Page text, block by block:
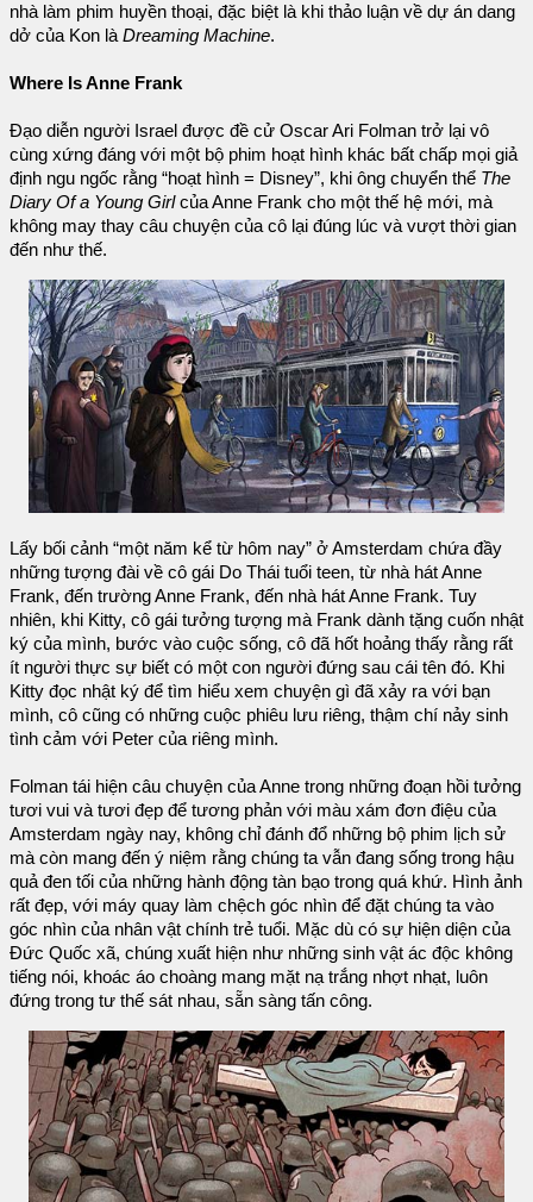
nhà làm phim huyền thoại, đặc biệt là khi thảo luận về dự án dang
dở của Kon làDreaming Machine.
Where Is Anne Frank
Đạo diễn người Israel được đề cử Oscar Ari Folman trở lại vô
cùng xứng đáng với một bộ phim hoạt hình khác bất chấp mọi giả
định ngu ngốc rằng “hoạt hình = Disney”, khi ông chuyển thể The
Diary Of a Young Girlcủa Anne Frank cho một thế hệ mới, mà
không may thay câu chuyện của cô lại đúng lúc và vượt thời gian
đến như thế.
Lấy bối cảnh “một năm kể từ hôm nay” ở Amsterdam chứa đầy
những tượng đài về cô gái Do Thái tuổi teen, từ nhà hát Anne
Frank, đến trường Anne Frank, đến nhà hát Anne Frank. Tuy
nhiên, khi Kitty, cô gái tưởng tượng mà Frank dành tặng cuốn nhật
ký của mình, bước vào cuộc sống, cô đã hốt hoảng thấy rằng rất
ít người thực sự biết có một con người đứng sau cái tên đó. Khi
Kitty đọc nhật ký để tìm hiểu xem chuyện gì đã xảy ra với bạn
mình, cô cũng có những cuộc phiêu lưu riêng, thậm chí nảy sinh
tình cảm với Peter của riêng mình.
Folman tái hiện câu chuyện của Anne trong những đoạn hồi tưởng
tươi vui và tươi đẹp để tương phản với màu xám đơn điệu của
Amsterdam ngày nay, không chỉ đánh đổ những bộ phim lịch sử
mà còn mang đến ý niệm rằng chúng ta vẫn đang sống trong hậu
quả đen tối của những hành động tàn bạo trong quá khứ. Hình ảnh
rất đẹp, với máy quay làm chệch góc nhìn để đặt chúng ta vào
góc nhìn của nhân vật chính trẻ tuổi. Mặc dù có sự hiện diện của
Đức Quốc xã, chúng xuất hiện như những sinh vật ác độc không
tiếng nói, khoác áo choàng mang mặt nạ trắng nhợt nhạt, luôn
đứng trong tư thế sát nhau, sẵn sàng tấn công.